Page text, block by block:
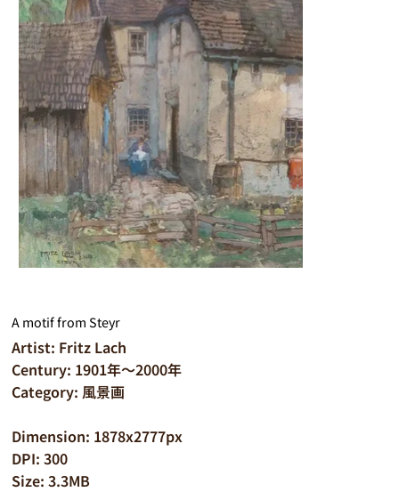
A motif from Steyr
Artist: Fritz Lach
Century: 1901年～2000年
Category: 風景画
Dimension: 1878x2777px
DPI: 300
Size: 3.3MB